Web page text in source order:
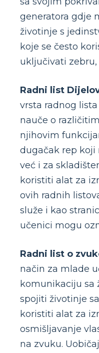
generatora gdje
životinje s
koje se često
uključivati
Radni list
vrsta radnog
nauče o
njihovim
dugačak rep koji
već i za
koristiti alat za
ovih radnih
služe i kao
učenici mogu
Radni list o
način za mlade
komunikaciju sa
spojiti životinje
koristiti alat za
osmišljavanje
na zvuku.